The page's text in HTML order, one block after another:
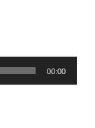
00:00